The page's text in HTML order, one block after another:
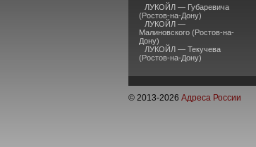
ЛУКОЙЛ — Губаревича
(Ростов-на-Дону)
ЛУКОЙЛ —
Малиновского (Ростов-на-
Дону)
ЛУКОЙЛ — Текучева
(Ростов-на-Дону)
© 2013-2026 Адреса России